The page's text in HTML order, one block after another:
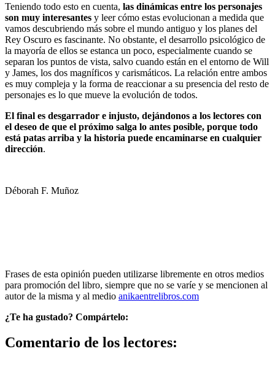
Teniendo todo esto en cuenta, las dinámicas entre los personajes
son muy interesantes y leer cómo estas evolucionan a medida que
vamos descubriendo más sobre el mundo antiguo y los planes del
Rey Oscuro es fascinante. No obstante, el desarrollo psicológico de
la mayoría de ellos se estanca un poco, especialmente cuando se
separan los puntos de vista, salvo cuando están en el entorno de Will
y James, los dos magníficos y carismáticos. La relación entre ambos
es muy compleja y la forma de reaccionar a su presencia del resto de
personajes es lo que mueve la evolución de todos.
El final es desgarrador e injusto, dejándonos a los lectores con
el deseo de que el próximo salga lo antes posible, porque todo
está patas arriba y la historia puede encaminarse en cualquier
dirección.
Déborah F. Muñoz
Frases de esta opinión pueden utilizarse libremente en otros medios
para promoción del libro, siempre que no se varíe y se mencionen al
autor de la misma y al medio anikaentrelibros.com
¿Te ha gustado? Compártelo:
Comentario de los lectores: